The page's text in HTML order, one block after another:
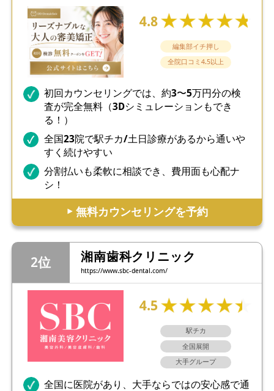
4.8
編集部イチ押し
全院口コミ4.5以上
初回カウンセリングでは、約3〜5万円分の検
査が完全無料（3Dシミュレーションもでき
る！）
全国23院で駅チカ/土日診療があるから通いや
すく続けやすい
分割払いも柔軟に相談でき、費用面も心配ナ
シ！
▶︎ 無料カウンセリングを予約
湘南歯科クリニック
https://www.sbc-dental.com/
4.5
駅チカ
全国展開
大手グループ
全国に医院があり、大手ならではの安心感で通